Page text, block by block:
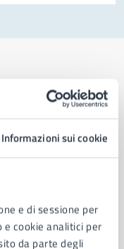
Informazioni sui cookie
e di sessione per
cookie analitici per
da parte degli